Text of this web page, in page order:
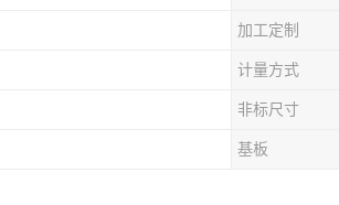
加工定制
计量方式
非标尺寸
基板